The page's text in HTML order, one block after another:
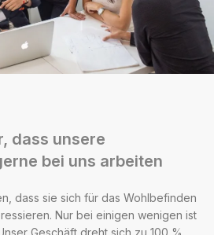
dass unsere
bei uns arbeiten
dass sie sich für das Wohlbefinden
Nur bei einigen wenigen ist